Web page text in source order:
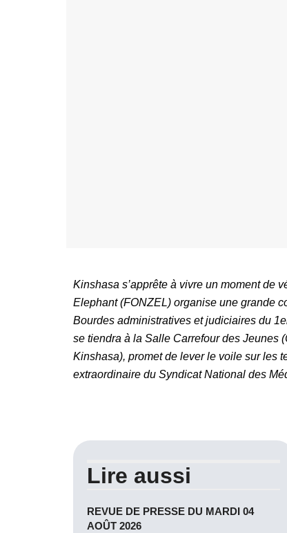
Kinshasa s’apprête à vivre un moment de
Elephant (FONZEL) organise une grande
Bourdes administratives et judiciaires du
se tiendra à la Salle Carrefour des Jeunes
Kinshasa), promet de lever le voile sur les
extraordinaire du Syndicat National des
Lire aussi
REVUE DE PRESSE DU MARDI 04
AOÛT 2026